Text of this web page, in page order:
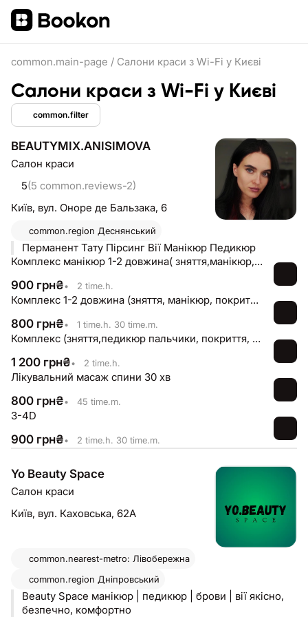
common.main-page / Салони краси з Wi-Fi у Києві
Салони краси з Wi-Fi у Києві
common.filter
BEAUTYMIX.ANISIMOVA
Салон краси
5(5 common.reviews-2)
Київ, вул. Оноре де Бальзака, 6
common.region Деснянський
Перманент Тату Пірсинг Вії Манікюр Педикюр
Комплекс манікюр 1-2 довжина( зняття,манікюр, покриття)
900 грн₴• 2 time.h.
Комплекс 1-2 довжина (зняття, манікюр, покриття)
800 грн₴• 1 time.h. 30 time.m.
Комплекс (зняття,педикюр пальчики, покриття, стопа)
1 200 грн₴• 2 time.h.
Лікувальний масаж спини 30 хв
800 грн₴• 45 time.m.
3-4D
900 грн₴• 2 time.h. 30 time.m.
Yo Beauty Space
Салон краси
Київ, вул. Каховська, 62А
common.nearest-metro: Лівобережна
common.region Дніпровський
Beauty Space манікюр | педикюр | брови | вії якісно,
безпечно, комфортно